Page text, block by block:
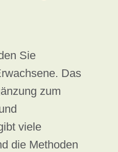
Sie
Das
zum
viele
die Methoden